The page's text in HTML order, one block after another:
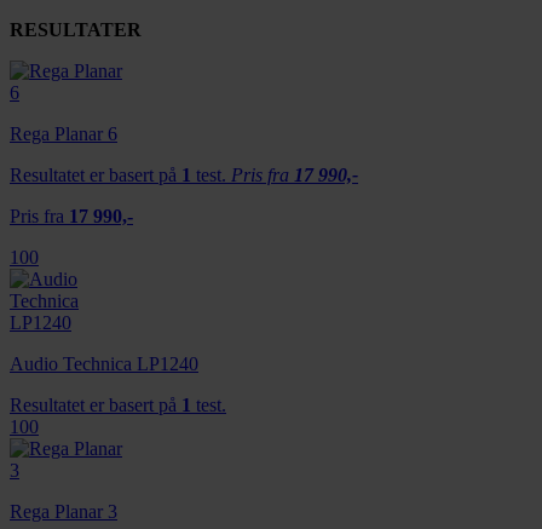
RESULTATER
Rega Planar 6
Resultatet er basert på 1 test. Pris fra 17 990,-
Pris fra 17 990,-
100
Audio Technica LP1240
Resultatet er basert på 1 test.
100
Rega Planar 3